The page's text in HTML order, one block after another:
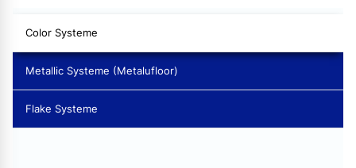
Color Systeme
Metallic Systeme (Metalufloor)
Flake Systeme